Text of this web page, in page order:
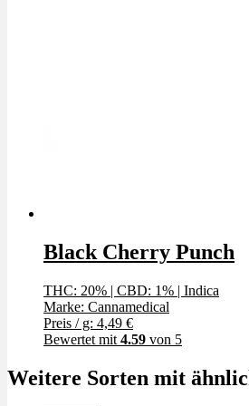
Black Cherry Punch
THC: 20% | CBD: 1% | Indica
Marke: Cannamedical
Preis / g: 4,49 €
Bewertet mit 4.59 von 5
Weitere Sorten mit